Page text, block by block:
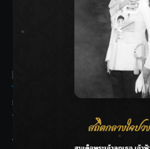
SIAMRATH
THE BEST
Recent Posts
กรมชลฯ รับฟังประชาชน ติดตามแก้ปั
ระบายน้ำศรีสองรักฯ
‘แมน การิน’ แชร์ความเชื่อชวนคิด! “